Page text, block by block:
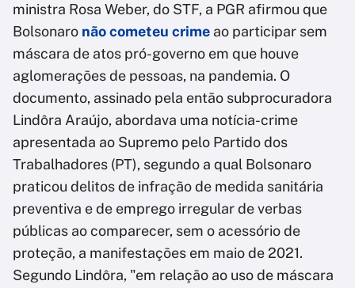
ministra Rosa Weber, do STF, a PGR afirmou que
Bolsonaro não cometeu crime ao participar sem
máscara de atos pró-governo em que houve
aglomerações de pessoas, na pandemia. O
documento, assinado pela então subprocuradora
Lindôra Araújo, abordava uma notícia-crime
apresentada ao Supremo pelo Partido dos
Trabalhadores (PT), segundo a qual Bolsonaro
praticou delitos de infração de medida sanitária
preventiva e de emprego irregular de verbas
públicas ao comparecer, sem o acessório de
proteção, a manifestações em maio de 2021.
Segundo Lindôra, "em relação ao uso de máscara